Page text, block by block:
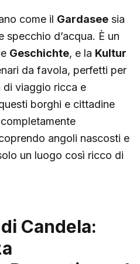
come il Gardasee sia
specchio d’acqua. È un
Geschichte, e la Kultur
da favola, perfetti per
di viaggio ricca e
borghi e cittadine
angoli nascosti e
un luogo così ricco di
Candela: